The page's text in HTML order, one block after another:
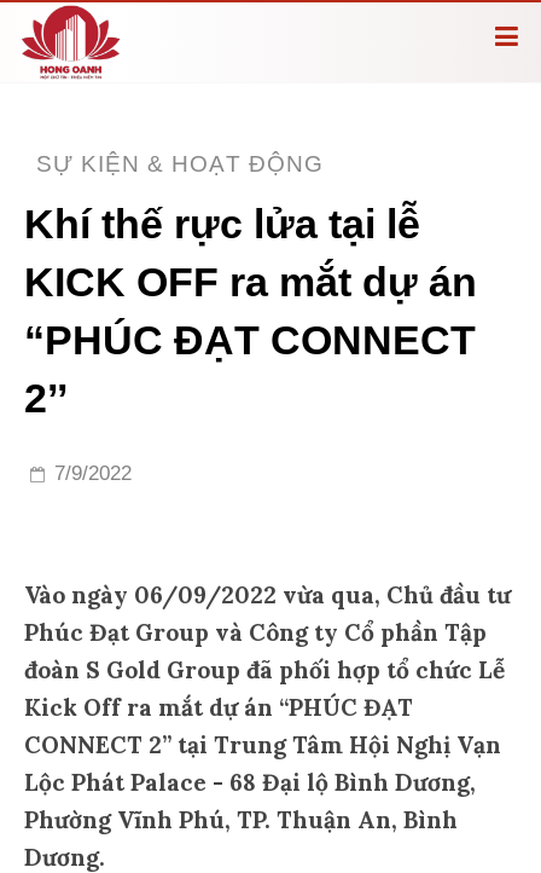
SỰ KIỆN & HOẠT ĐỘNG
Khí thế rực lửa tại lễ
KICK OFF ra mắt dự án
“PHÚC ĐẠT CONNECT
2’’
7/9/2022
Vào ngày 06/09/2022 vừa qua, Chủ đầu tư
Phúc Đạt Group và Công ty Cổ phần Tập
đoàn S Gold Group đã phối hợp tổ chức Lễ
Kick Off ra mắt dự án “PHÚC ĐẠT
CONNECT 2” tại Trung Tâm Hội Nghị Vạn
Lộc Phát Palace - 68 Đại lộ Bình Dương,
Phường Vĩnh Phú, TP. Thuận An, Bình
Dương.